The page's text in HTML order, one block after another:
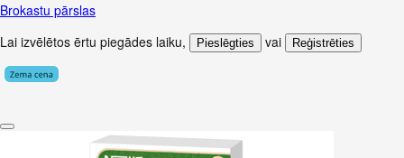
Brokastu pārslas
Lai izvēlētos ērtu piegādes laiku, Pieslēgties vai Reģistrēties